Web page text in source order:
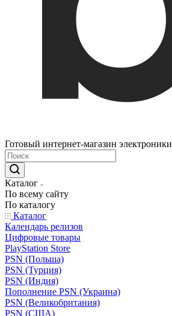
Готовый интернет-магазин электроники
Каталог
По всему сайту
По каталогу
Каталог
Календарь релизов
Цифровые товары
PlayStation Store
PSN (Польша)
PSN (Турция)
PSN (Индия)
Пополнение PSN (Украина)
PSN (Великобритания)
PSN (США)